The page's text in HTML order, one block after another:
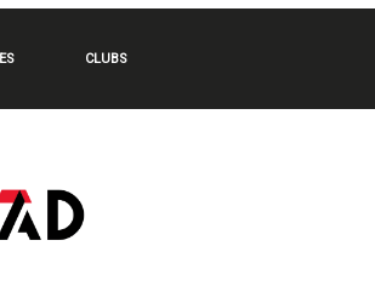
CLUBS